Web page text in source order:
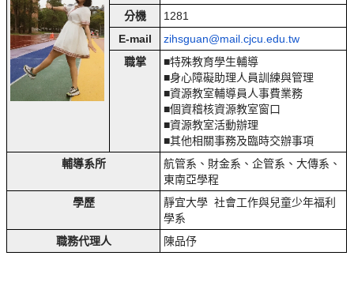
分機
1281
E-mail
zihsguan@mail.cjcu.edu.tw
職掌
■特殊教育學生輔導
■身心障礙助理人員訓練與管理
■資源教室輔導員人事費業務
■個資稽核資源教室窗口
■資源教室活動辦理
■其他相關事務及臨時交辦事項
輔導系所
航管系、財金系、企管系、大傳系、
東南亞學程
學歷
靜宜大學 社會工作與兒童少年福利
學系
職務代理人
陳品伃